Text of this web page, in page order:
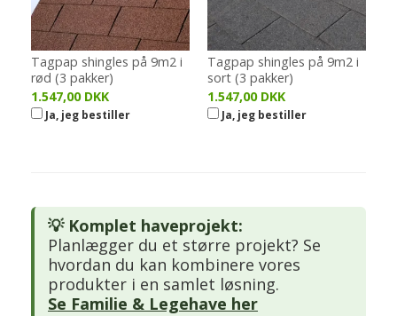
Tagpap shingles på 9m2 i
rød (3 pakker)
1.547,00 DKK
Ja, jeg bestiller
Tagpap shingles på 9m2 i
sort (3 pakker)
1.547,00 DKK
Ja, jeg bestiller
💡 Komplet haveprojekt:
Planlægger du et større projekt? Se
hvordan du kan kombinere vores
produkter i en samlet løsning.
Se Familie & Legehave her